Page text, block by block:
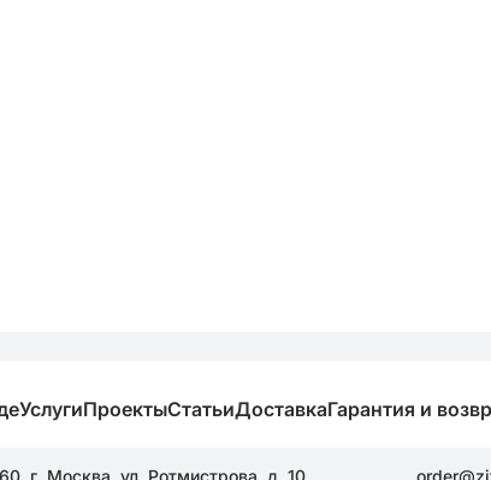
УслугиПроектыСтатьиДоставкаГарантия и
г. Москва, ул. Ротмистрова, д. 10